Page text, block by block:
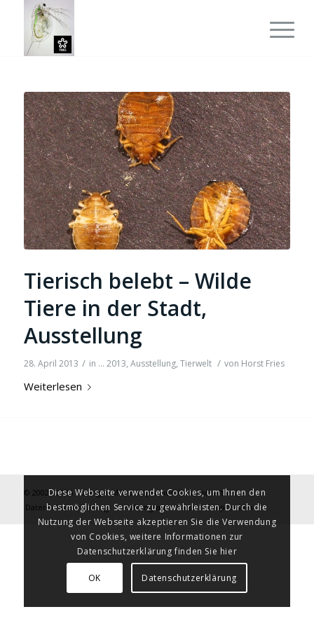
Tierisch belebt – Wilde
Tiere in der Stadt,
Ausstellung
28. April 2013 / in ... 2013, Ausstellung, Tierwelt / von Horst Fries
Weiterlesen
© 2002 - 2026 Tübinger Mikroskopischen Gesellschaft e.V.
Datenschutzerklärung
Haftungsausschluss Impressum
Diese Webseite verwendet Cookies, um Ihnen den
bestmöglichen Service zu gewährleisten. Durch die
Nutzung der Webseite akzeptieren Sie die Verwendung
von Cookies, weitere Informationen zur
Datenschutzerklärung finden Sie hier
OK Datenschutzerklärung